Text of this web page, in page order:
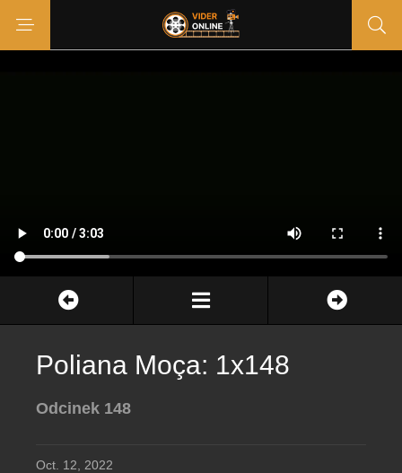
Poliana Moça: 1x148
Odcinek 148
Oct. 12, 2022